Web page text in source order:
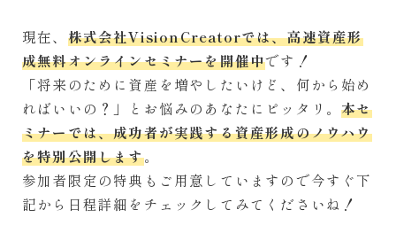
現在、 株式会社VisionCreatorでは、高速資産形
成無料オンラインセミナーを開催中です！
「将来のために資産を増やしたいけど、何から始め
ればいいの？」とお悩みのあなたにピッタリ。本セ
ミナーでは、成功者が実践する資産形成のノウハウ
を特別公開します。
参加者限定の特典もご用意していますので今すぐ下
記から日程詳細をチェックしてみてくださいね！